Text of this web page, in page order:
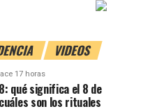
VIDEOS
17 horas
qué significa el 8 de
son los rituales